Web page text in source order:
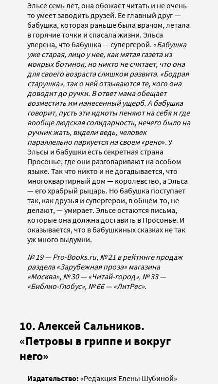
Эльсе семь лет, она обожает читать и не очень-
то умеет заводить друзей. Ее главный друг —
бабушка, которая раньше была врачом, летала
в горячие точки и спасала жизни. Эльса
уверена, что бабушка — супергерой. «Бабушка
уже старая, лицо у нее, как мятая газета из
мокрых ботинок, но никто не считает, что она
для своего возраста слишком развита. «Бодрая
старушка», так о ней отзываются те, кого она
доводит до ручки. В ответ мама обещает
возместить им нанесенный ущерб. А бабушка
говорит, пусть эти идиоты пеняют на себя и где
вообще людская солидарность, нечего было на
ручник жать, видели ведь, человек
параллельно паркуется на своем «рено». У
Эльсы и бабушки есть секретная страна
Просонье, где они разговаривают на особом
языке. Так что никто и не догадывается, что
многоквартирный дом — королевство, а Эльса
— его храбрый рыцарь. Но бабушка поступает
так, как друзья и супергерои, в общем-то, не
делают, — умирает. Эльсе остаются письма,
которые она должна доставить в Просонье. И
оказывается, что в бабушкиных сказках не так
уж много выдумки.
№ 19 — Pro-Books.ru, № 21 в рейтинге продаж
раздела «Зарубежная проза» магазина
«Москва», № 30 — «Читай-город», № 33 —
«Библио-Глобус», № 66 — «ЛитРес».
10. Алексей Сальников.
«Петровы в гриппе и вокруг
него»
Издательство: «Редакция Елены Шубиной»